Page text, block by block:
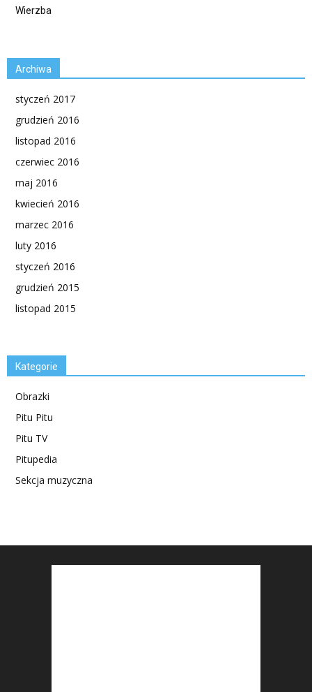
Wierzba
Archiwa
styczeń 2017
grudzień 2016
listopad 2016
czerwiec 2016
maj 2016
kwiecień 2016
marzec 2016
luty 2016
styczeń 2016
grudzień 2015
listopad 2015
Kategorie
Obrazki
Pitu Pitu
Pitu TV
Pitupedia
Sekcja muzyczna